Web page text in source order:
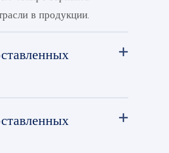
в продукции.